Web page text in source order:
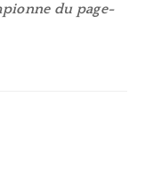
du page-